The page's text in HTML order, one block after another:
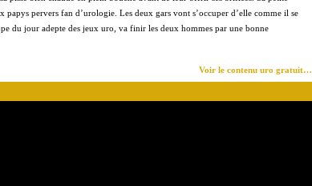
pervers fan d’urologie. Les deux gars vont s’occuper d’elle comme il se
du jour adepte des jeux uro, va finir les deux hommes par une bonne
Voir le contenu uro gratuit…